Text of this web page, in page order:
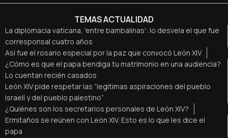
TEMAS ACTUALIDAD
La diplomacia vaticana, 'entre bambalinas': lo desvela el que fue
corresponsal cuatro años
Así fue el rosario especial por la paz que convocó León XIV
¿Cómo es que el papa bendiga tu matrimonio en una audiencia?
Lo cuentan recién casados
León XIV pide respetar las “legítimas aspiraciones del pueblo
israelí y del pueblo palestino”
¿Quiénes son los secretarios personales de León XIV?
Ermitaños se reúnen con León XIV. Esto es lo que les dice el
papa